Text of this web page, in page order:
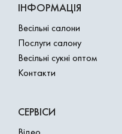
ІНФОРМАЦІЯ
Весільні салони
Послуги салону
Весільні сукні оптом
Контакти
СЕРВІСИ